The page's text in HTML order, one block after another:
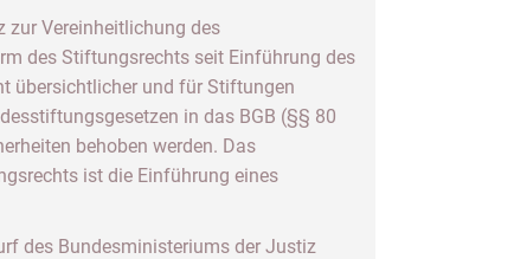
zur Vereinheitlichung des
des Stiftungsrechts seit Einführung des
übersichtlicher und für Stiftungen
in das BGB (§§ 80
behoben werden. Das
ist die Einführung eines
des Bundesministeriums der Justiz